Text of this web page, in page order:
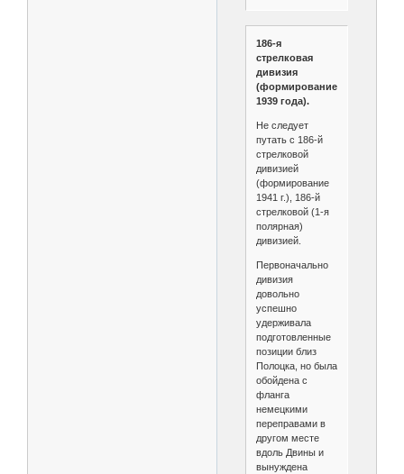
186-я
стрелковая
дивизия
(формирование
1939 года).
Не следует
путать с 186-й
стрелковой
дивизией
(формирование
1941 г.), 186-й
стрелковой (1-я
полярная)
дивизией.
Первоначально
дивизия
довольно
успешно
удерживала
подготовленные
позиции близ
Полоцка, но была
обойдена с
фланга
немецкими
переправами в
другом месте
вдоль Двины и
вынуждена